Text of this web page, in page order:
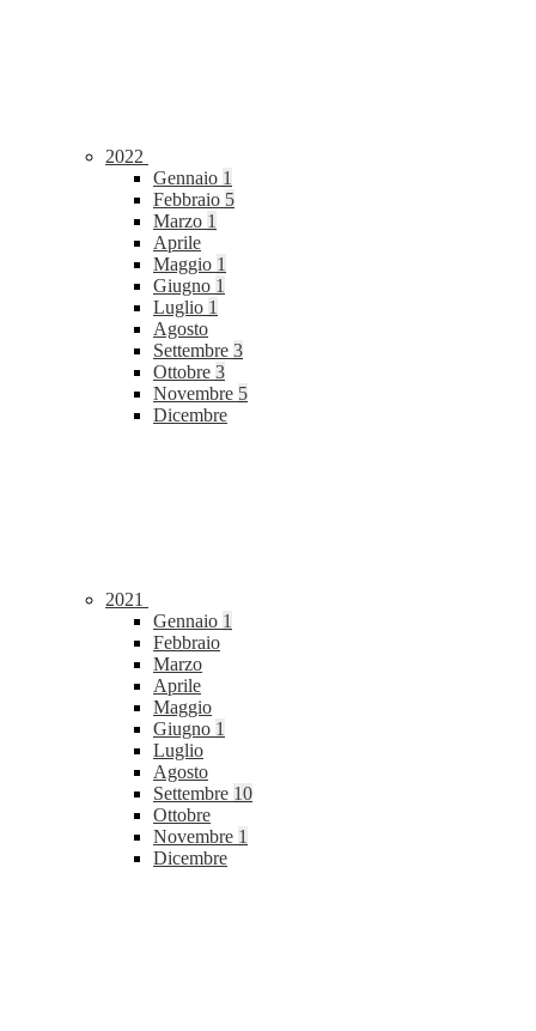
2022
Gennaio 1
Febbraio 5
Marzo 1
Aprile
Maggio 1
Giugno 1
Luglio 1
Agosto
Settembre 3
Ottobre 3
Novembre 5
Dicembre
2021
Gennaio 1
Febbraio
Marzo
Aprile
Maggio
Giugno 1
Luglio
Agosto
Settembre 10
Ottobre
Novembre 1
Dicembre